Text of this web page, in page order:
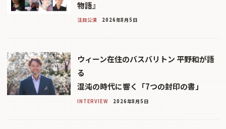
物語』
注目公演 2026年8月5日
ウィーン在住のバスバリトン 平野和が語
る
混沌の時代に響く「7つの封印の書」
INTERVIEW 2026年8月5日